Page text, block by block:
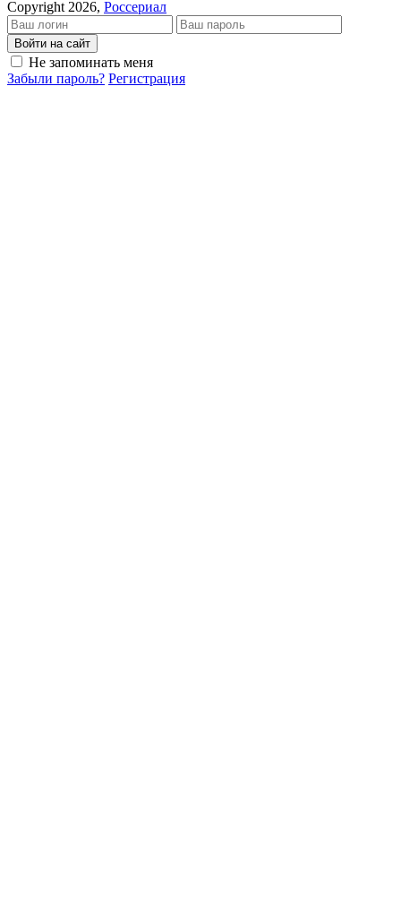
Copyright 2026, Россериал
Войти на сайт
Не запоминать меня
Забыли пароль? Регистрация